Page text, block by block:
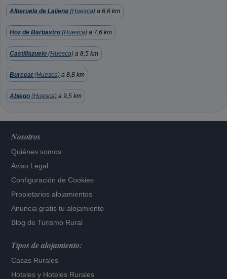
Alberuela de Laliena (Huesca) a 6,6 km
Hoz de Barbastro (Huesca) a 7,6 km
Castillazuelo (Huesca) a 8,5 km
Burceat(Huesca) a 8,8 km
Abiego (Huesca) a 9,5 km
Nosotros
Quiénes somos
Aviso Legal
Configuración de Cookies
Propietarios alojamientos
Anuncia gratis tu alojamiento
Blog de Turismo Rural
Tipos de alojamiento:
Casas Rurales
Hoteles y Hoteles Rurales